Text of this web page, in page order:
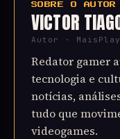
SOBRE O AUTOR
VICTOR
Autor ·
Redator gamer
tecnologia e
notícias,
tudo que
videogames.